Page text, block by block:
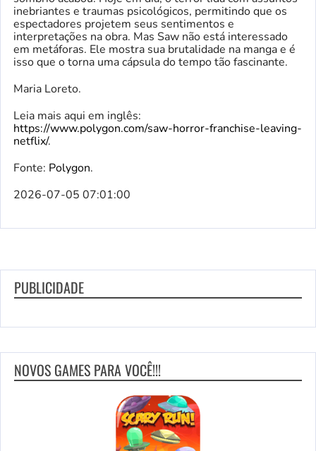
inebriantes e traumas psicológicos, permitindo que os
espectadores projetem seus sentimentos e
interpretações na obra. Mas Saw não está interessado
em metáforas. Ele mostra sua brutalidade na manga e é
isso que o torna uma cápsula do tempo tão fascinante.
Maria Loreto.
Leia mais aqui em inglês:
https://www.polygon.com/saw-horror-franchise-leaving-
netflix/.
Fonte: Polygon.
2026-07-05 07:01:00
PUBLICIDADE
NOVOS GAMES PARA VOCÊ!!!